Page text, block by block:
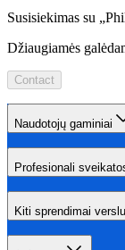
Susisiekimas su
Džiaugiamės
Contact
Naudotojų gaminiai
Profesionali
Kiti sprendimai